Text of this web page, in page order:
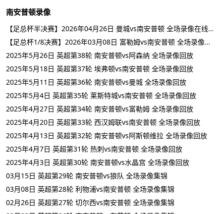
南安普顿录像
【足总杯半决赛】2026年04月26日 曼城vs南安普顿 全场录像在线回放
【足总杯1/8决赛】2026年03月08日 富勒姆vs南安普顿 全场录像在线回放
2025年5月26日 英超第38轮 南安普顿vs阿森纳 全场录像回放
2025年5月18日 英超第37轮 埃弗顿vs南安普顿 全场录像回放
2025年5月11日 英超第36轮 南安普顿vs曼城 全场录像回放
2025年5月4日 英超第35轮 莱斯特城vs南安普顿 全场录像回放
2025年4月27日 英超第34轮 南安普顿vs富勒姆 全场录像回放
2025年4月20日 英超第33轮 西汉姆联vs南安普顿 全场录像回放
2025年4月13日 英超第32轮 南安普顿vs阿斯顿维拉 全场录像回放
2025年4月7日 英超第31轮 热刺vs南安普顿 全场录像回放
2025年4月3日 英超第30轮 南安普顿vs水晶宫 全场录像回放
03月15日 英超第29轮 南安普顿vs狼队 全场录像集锦
03月08日 英超第28轮 利物浦vs南安普顿 全场录像集锦
02月26日 英超第27轮 切尔西vs南安普顿 全场录像集锦